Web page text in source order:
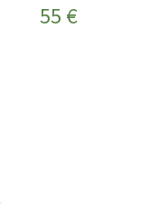
55 €